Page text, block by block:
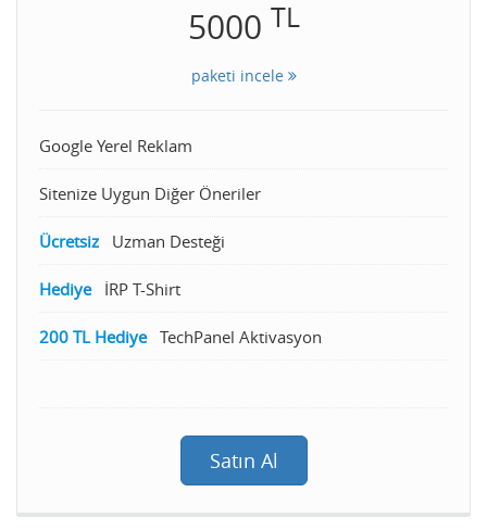
5000 TL
paketi incele
Google Yerel Reklam
Sitenize Uygun Diğer Öneriler
Ücretsiz Uzman Desteği
Hediye İRP T-Shirt
200 TL Hediye TechPanel Aktivasyon
Satın Al